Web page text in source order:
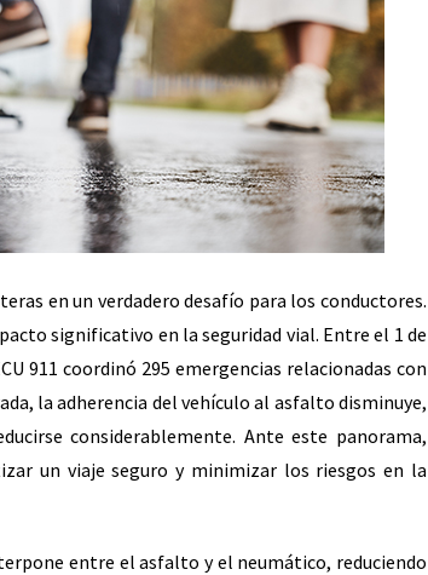
en un verdadero desafío para los conductores.
significativo en la seguridad vial. Entre el 1 de
911 coordinó 295 emergencias relacionadas con
la adherencia del vehículo al asfalto disminuye,
considerablemente. Ante este panorama,
un viaje seguro y minimizar los riesgos en la
entre el asfalto y el neumático, reduciendo